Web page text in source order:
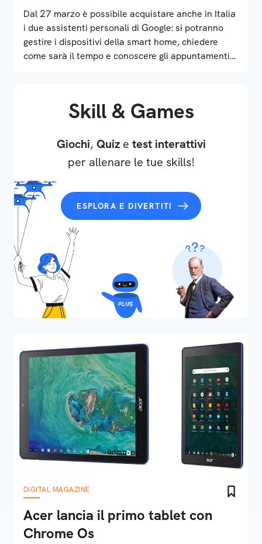
Dal 27 marzo è possibile acquistare anche in Italia
i due assistenti personali di Google: si potranno
gestire i dispositivi della smart home, chiedere
come sarà il tempo e conoscere gli appuntamenti
Skill & Games
Giochi, Quize test interattivi
per allenare le tue skills!
ESPLORA E DIVERTITI
DIGITAL MAGAZINE
Acer lancia il primo tablet con
Chrome Os